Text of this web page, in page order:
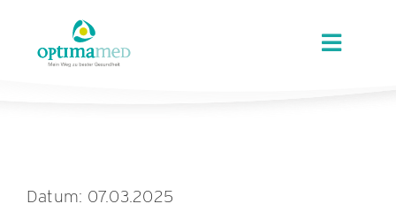
content
Toggle
Datum: 07.03.2025